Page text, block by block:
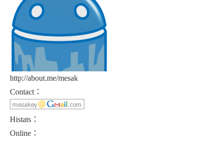
http://about.me/mesak
Contact：
Histats：
Online：